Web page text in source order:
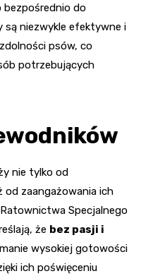
bezpośrednio do
są niezwykle efektywne i
psów, co
potrzebujących
nie tylko od
od zaangażowania ich
Specjalnego
że bez pasji i
wysokiej gotowości
ich poświęceniu